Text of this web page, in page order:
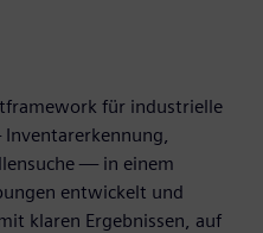
für industrielle
— in einem
entwickelt und
klaren Ergebnissen, auf